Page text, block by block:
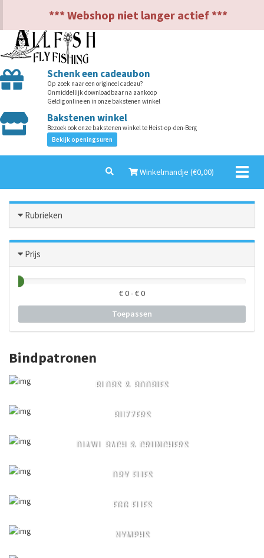
*** Webshop niet langer actief ***
Schenk een cadeaubon
Op zoek naar een origineel cadeau?
Onmiddellijk downloadbaar na aankoop
Geldig online en in onze bakstenen winkel
Bakstenen winkel
Bezoek ook onze bakstenen winkel te Heist-op-den-Berg
Bekijk openingsuren
Winkelmandje (€0,00)
Rubrieken
Prijs
€0- €0
Toepassen
Bindpatronen
BLOBS & BOOBIES
BUZZERS
DIAWL BACH & CRUNCHERS
DRY FLIES
EGG FLIES
NYMPHS